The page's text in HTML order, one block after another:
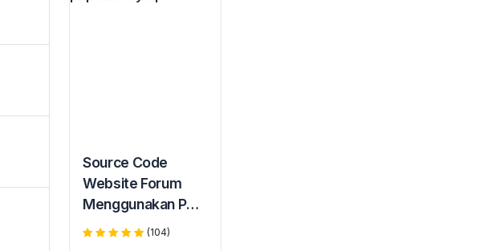
Source Code
Website Forum
Menggunakan PHP
dan MySQLi(104)